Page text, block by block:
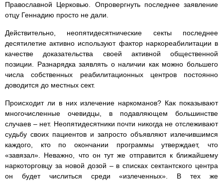
Православной Церковью. Опровергнуть последнее заявление
отцу Геннадию просто не дали.
Действительно, неопятидесятнические секты последнее
десятилетие активно используют фактор наркореабилитации в
качестве доказательства своей активной общественной
позиции. Разнарядка заявлять о наличии как можно большего
числа собственных реабилитационных центров постоянно
доводится до местных сект.
Происходит ли в них излечение наркоманов? Как показывают
многочисленные очевидцы, в подавляющем большинстве
случаев – нет. Неопятидесятники почти никогда не отслеживают
судьбу своих пациентов и запросто объявляют излечившимся
каждого, кто по окончании программы утверждает, что
«завязал». Неважно, что он тут же отправится к ближайшему
наркоторговцу за новой дозой – в списках сектантского центра
он будет числиться среди «излеченных». В тех же